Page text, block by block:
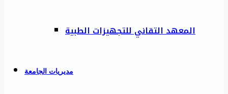
المعهد التقاني للتجهيزات الطبية
مديريات الجامعة